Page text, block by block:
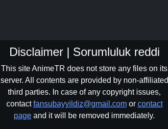
Disclaimer | Sorumluluk reddi
This site AnimeTR does not store any files on its
server. All contents are provided by non-affiliated
third parties. In case of any copyright issues,
contactfansubayyildiz@gmail.comor contact
page and it will be removed immediately.